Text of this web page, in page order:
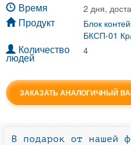
Время 2 дня,
Продукт
Блок
БКСП-01
Количество
людей
4
ЗАКАЗАТЬ АНАЛОГИЧНЫЙ
В подарок от нашей